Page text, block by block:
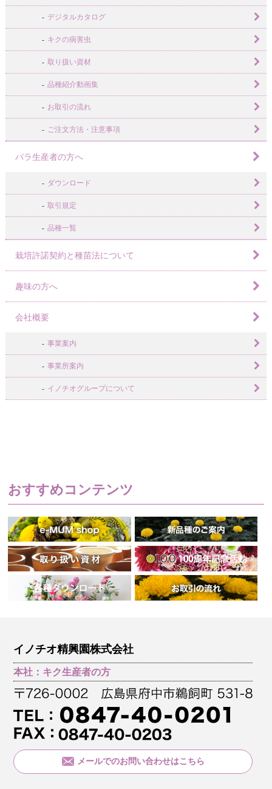
デジタルカタログ
キクの病害虫
取り扱い資材
品種紹介動画集
お取引の流れ
ご注文方法・注意事項
バラ生産者の方へ
ダウンロード
取引規定
品種一覧
栽培許諾契約と種苗法について
趣味の方へ
会社概要
事業案内
事業所案内
イノチオグループについて
おすすめコンテンツ
イノチオ精興園株式会社
本社：キク生産者の方
メールでのお問い合わせはこちら